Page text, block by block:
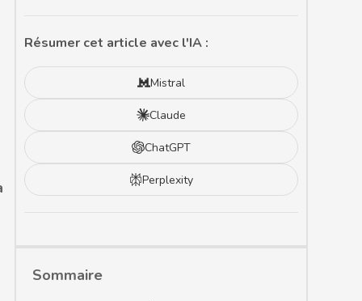
Résumer cet article avec l'IA :
Mistral
Claude
ChatGPT
Perplexity
Sommaire